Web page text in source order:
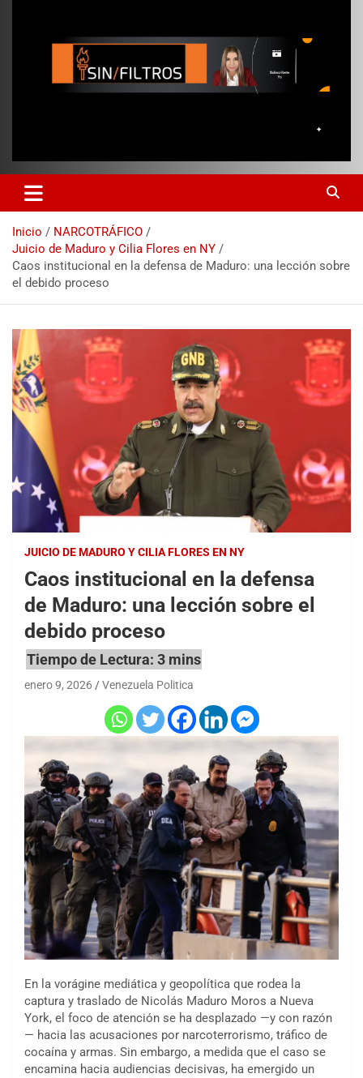
Inicio
NARCOTRÁFICO
Juicio de Maduro y Cilia Flores en NY
Caos institucional en la defensa de Maduro: una lección sobre
el debido proceso
JUICIO DE MADURO Y CILIA FLORES EN NY
Caos institucional en la defensa
de Maduro: una lección sobre el
debido proceso
enero 9, 2026 Venezuela Politica
En la vorágine mediática y geopolítica que rodea la
captura y traslado de Nicolás Maduro Moros a Nueva
York, el foco de atención se ha desplazado —y con razón
— hacia las acusaciones por narcoterrorismo, tráfico de
cocaína y armas. Sin embargo, a medida que el caso se
encamina hacia audiencias decisivas, ha emergido un